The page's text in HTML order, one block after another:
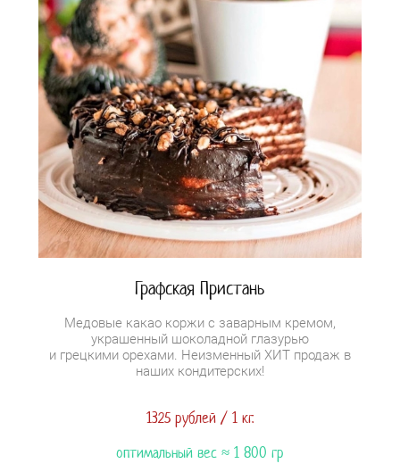
Графская Пристань
Медовые какао коржи с заварным кремом,
украшенный шоколадной глазурью
и грецкими орехами. Неизменный ХИТ продаж в
наших кондитерских!
1325 рублей / 1 кг.
оптимальный вес ≈ 1 800 гр